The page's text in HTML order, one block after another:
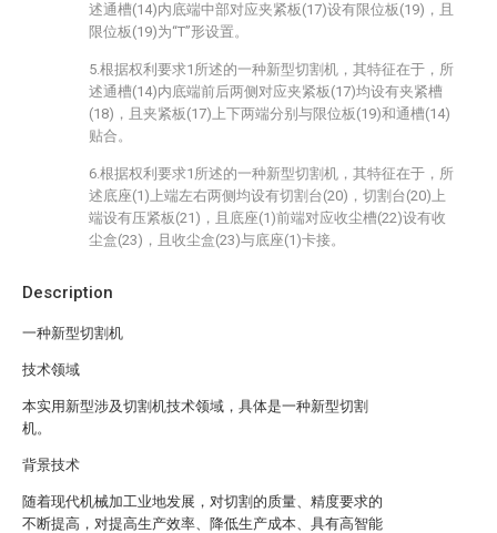
Description
一种新型切割机
技术领域
本实用新型涉及切割机技术领域，具体是一种新型切割
机。
背景技术
随着现代机械加工业地发展，对切割的质量、精度要求的
不断提高，对提高生产效率、降低生产成本、具有高智能
述通槽(14)内底端中部对应夹紧板(17)设有限位板(19)，且
限位板(19)为“T”形设置。
5.根据权利要求1所述的一种新型切割机，其特征在于，所
述通槽(14)内底端前后两侧对应夹紧板(17)均设有夹紧槽
(18)，且夹紧板(17)上下两端分别与限位板(19)和通槽(14)
贴合。
6.根据权利要求1所述的一种新型切割机，其特征在于，所
述底座(1)上端左右两侧均设有切割台(20)，切割台(20)上
端设有压紧板(21)，且底座(1)前端对应收尘槽(22)设有收
尘盒(23)，且收尘盒(23)与底座(1)卡接。